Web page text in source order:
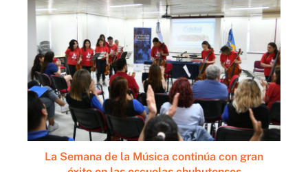
La Semana de la Música continúa con gran